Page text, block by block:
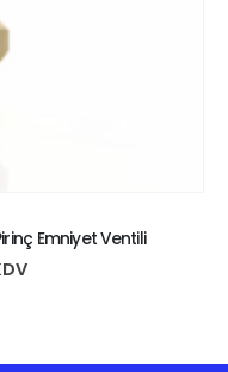
Emniyet Ventili